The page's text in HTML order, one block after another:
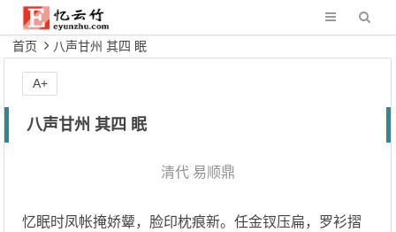
首页 八声甘州 其四 眠
八声甘州 其四 眠
清代 易顺鼎
忆眠时凤帐掩娇颦，脸印枕痕新。任金钗压扁，罗衫摺
A+